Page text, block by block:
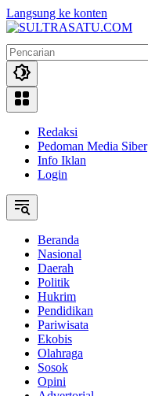
Langsung ke konten
Redaksi
Pedoman Media Siber
Info Iklan
Login
Beranda
Nasional
Daerah
Politik
Hukrim
Pendidikan
Pariwisata
Ekobis
Olahraga
Sosok
Opini